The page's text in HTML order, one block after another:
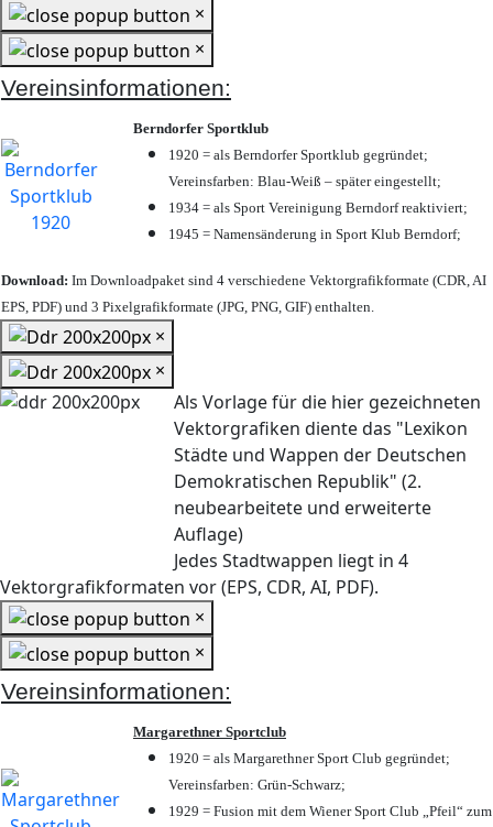
×
×
Vereinsinformationen:
Berndorfer Sportklub
1920 = als Berndorfer Sportklub gegründet;
Vereinsfarben: Blau-Weiß – später eingestellt;
1934 = als Sport Vereinigung Berndorf reaktiviert;
1945 = Namensänderung in Sport Klub Berndorf;
Download: Im Downloadpaket sind 4 verschiedene Vektorgrafikformate (CDR, AI
EPS, PDF) und 3 Pixelgrafikformate (JPG, PNG, GIF) enthalten.
×
×
Als Vorlage für die hier gezeichneten
Vektorgrafiken diente das "Lexikon
Städte und Wappen der Deutschen
Demokratischen Republik" (2.
neubearbeitete und erweiterte
Auflage)
Jedes Stadtwappen liegt in 4
Vektorgrafikformaten vor (EPS, CDR, AI, PDF).
×
×
Vereinsinformationen:
Margarethner Sportclub
1920 = als Margarethner Sport Club gegründet;
Vereinsfarben: Grün-Schwarz;
1929 = Fusion mit dem Wiener Sport Club „Pfeil“ zum